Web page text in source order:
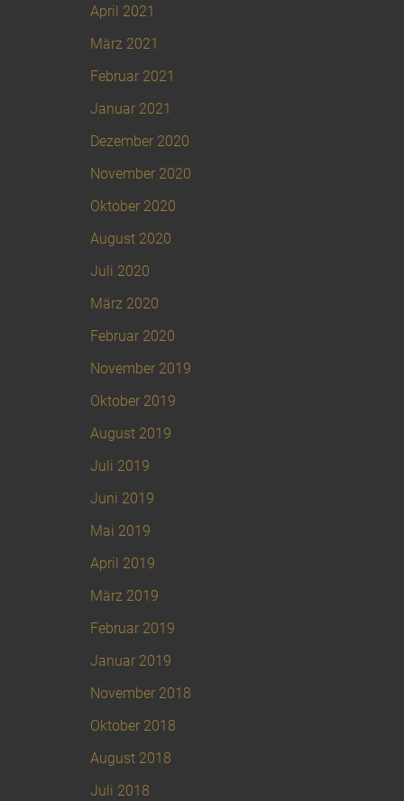
April 2021
März 2021
Februar 2021
Januar 2021
Dezember 2020
November 2020
Oktober 2020
August 2020
Juli 2020
März 2020
Februar 2020
November 2019
Oktober 2019
August 2019
Juli 2019
Juni 2019
Mai 2019
April 2019
März 2019
Februar 2019
Januar 2019
November 2018
Oktober 2018
August 2018
Juli 2018